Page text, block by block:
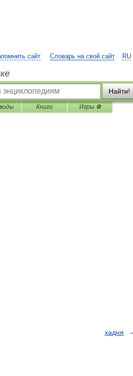
RU
сайт Словарь на свой сайт
Найти!
Книги Игры ⚽
хадня